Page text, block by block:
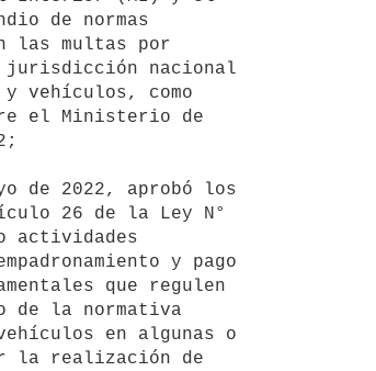
de normas
las multas por
jurisdicción nacional
vehículos, como
el Ministerio de
26 de la Ley N°
actividades
y pago
que regulen
la normativa
en algunas o
la realización de